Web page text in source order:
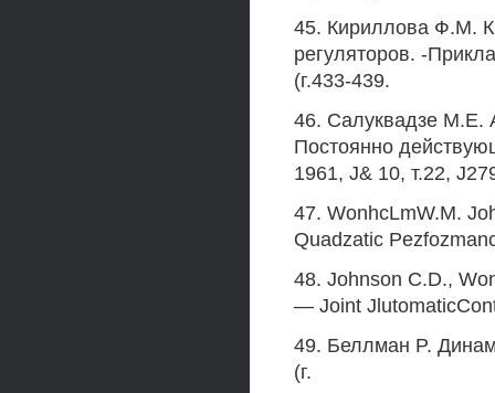
45. Кириллова Ф.М. К
регуляторов. -
(г.433-439.
46. Салуквадзе М.Е.
Постоянно
1961, J& 10, т.22,
47. WonhcLmW.M.
Quadzatic
48. Johnson C.D.,
— Joint
49. Беллман P.
(г.